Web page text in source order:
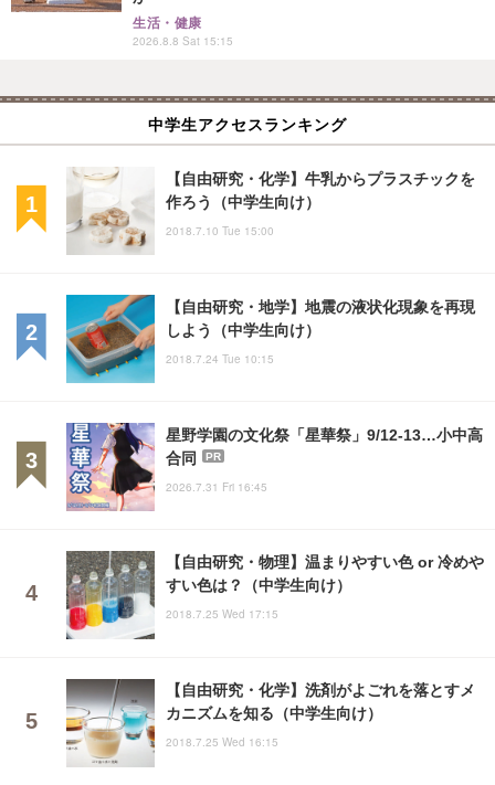
生活・健康
2026.8.8 Sat 15:15
中学生アクセスランキング
【自由研究・化学】牛乳からプラスチックを
作ろう（中学生向け）
2018.7.10 Tue 15:00
【自由研究・地学】地震の液状化現象を再現
しよう（中学生向け）
2018.7.24 Tue 10:15
星野学園の文化祭「星華祭」9/12-13…小中高
合同
PR
2026.7.31 Fri 16:45
【自由研究・物理】温まりやすい色 or 冷めや
すい色は？（中学生向け）
2018.7.25 Wed 17:15
【自由研究・化学】洗剤がよごれを落とすメ
カニズムを知る（中学生向け）
2018.7.25 Wed 16:15